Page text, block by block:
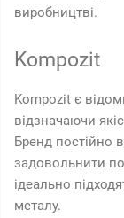
виробництві.
Kompozit
Kompozit є
відзначаючи
Бренд постійно
задовольнити
ідеально
металу.